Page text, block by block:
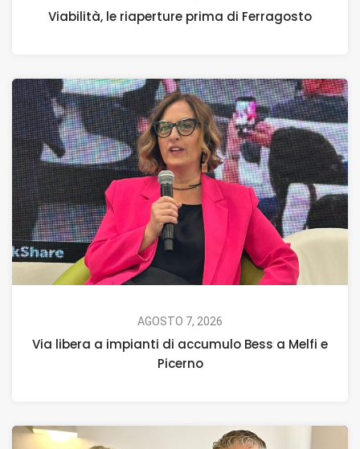
Viabilità, le riaperture prima di Ferragosto
AGOSTO 7, 2026
Via libera a impianti di accumulo Bess a Melfi e
Picerno